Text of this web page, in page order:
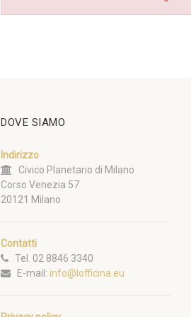
DOVE SIAMO
Indirizzo
Civico Planetario di Milano
Corso Venezia 57
20121 Milano
Contatti
Tel. 02 8846 3340
E-mail: info@lofficina.eu